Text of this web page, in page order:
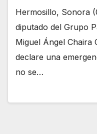
Hermosillo, Sonora
diputado del Grupo
Miguel Ángel Chaira
declare una
no se…